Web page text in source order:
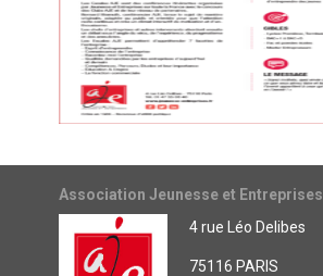
Association Jeunesse et Entreprises
4 rue Léo Delibes
75116 PARIS